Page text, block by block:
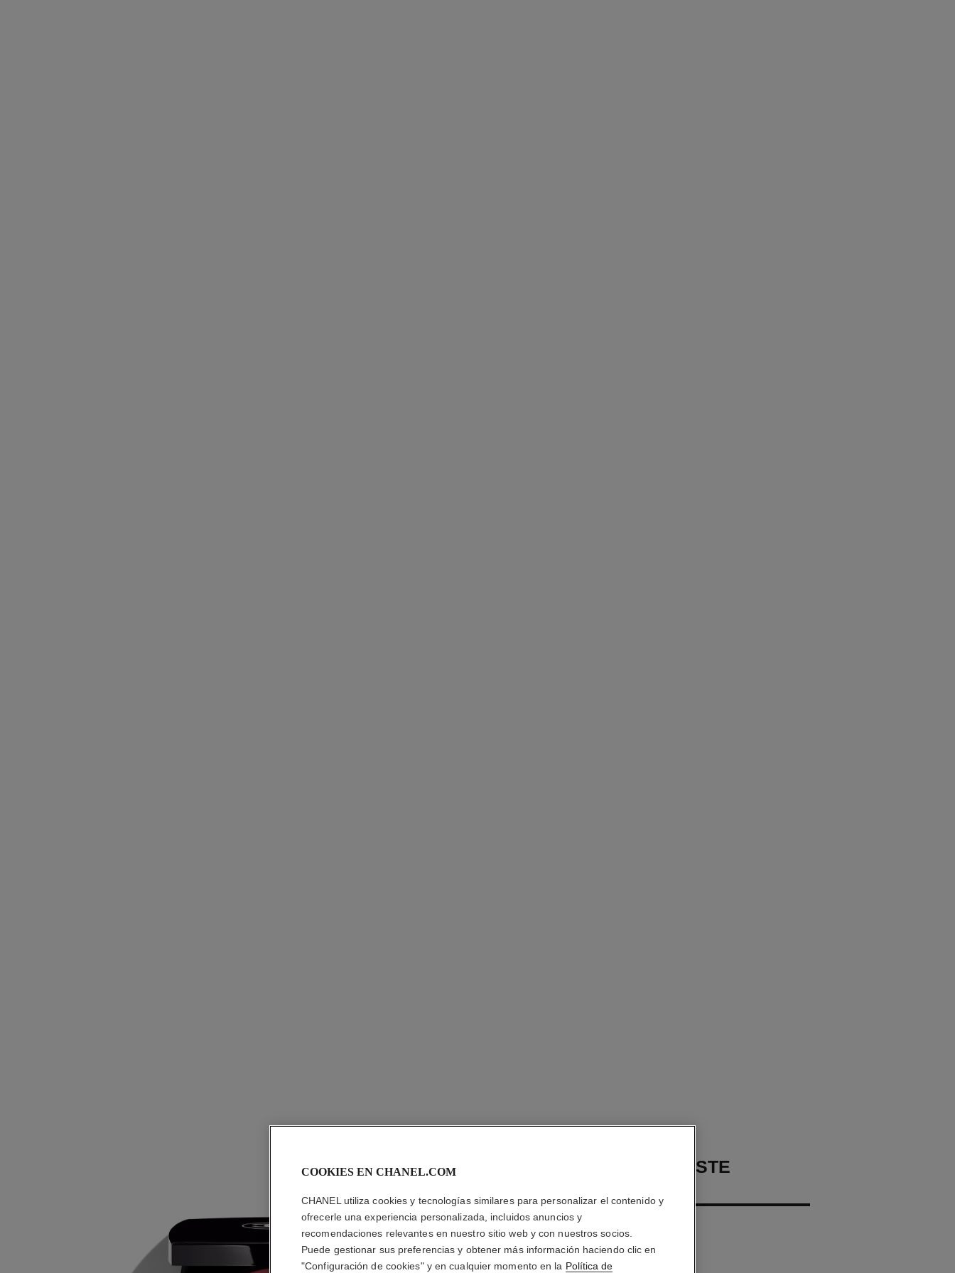
JOUES CONTRASTE
Rubor Crema en Polvo
Más información
Ref. 168238
COOKIES EN CHANEL.COM
CHANEL utiliza cookies y tecnologías similares para personalizar el contenido y
ofrecerle una experiencia personalizada, incluidos anuncios y
recomendaciones relevantes en nuestro sitio web y con nuestros socios.
Puede gestionar sus preferencias y obtener más información haciendo clic en
"Configuración de cookies" y en cualquier momento en la Política de